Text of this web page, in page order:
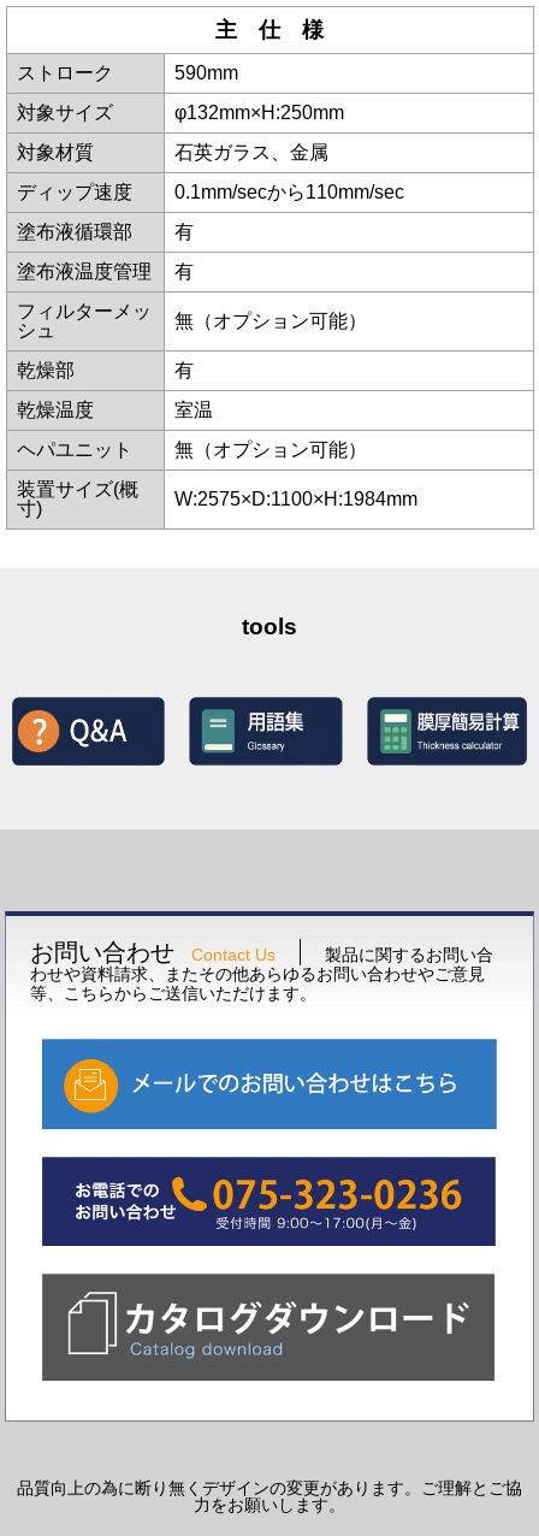
主 仕 様
ストローク
590mm
対象サイズ
φ132mm×H:250mm
対象材質
石英ガラス、金属
ディップ速度
0.1mm/secから110mm/sec
塗布液循環部
有
塗布液温度管理
有
フィルターメッ
シュ
無（オプション可能）
乾燥部
有
乾燥温度
室温
ヘパユニット
無（オプション可能）
装置サイズ(概
寸)
W:2575×D:1100×H:1984mm
tools
お問い合わせ Contact Us
製品に関するお問い合
わせや資料請求、またその他あらゆるお問い合わせやご意見
等、こちらからご送信いただけます。
品質向上の為に断り無くデザインの変更があります。ご理解とご協
力をお願いします。